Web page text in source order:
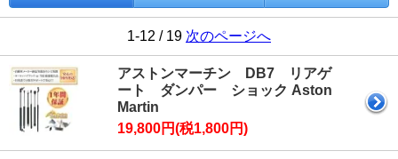
1-12 / 19 次のページへ
アストンマーチン DB7 リアゲ
ート ダンパー ショック Aston
Martin
19,800円(税1,800円)